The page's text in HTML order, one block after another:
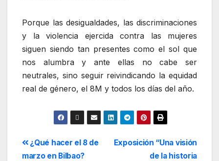
Porque las desigualdades, las discriminaciones
y la violencia ejercida contra las mujeres
siguen siendo tan presentes como el sol que
nos alumbra y ante ellas no cabe ser
neutrales, sino seguir reivindicando la equidad
real de género, el 8M y todos los días del año.
Exposición “Una visión
de la historia
¿Qué hacer el 8 de
marzo en Bilbao?